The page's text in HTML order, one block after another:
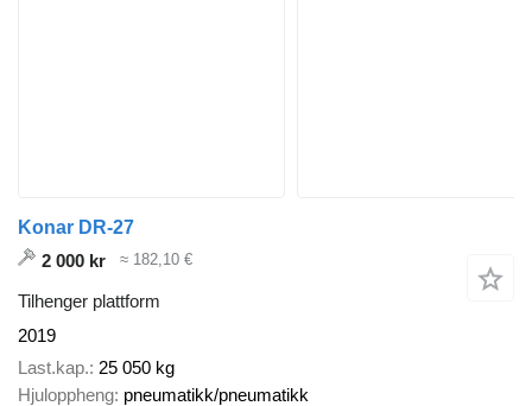
Konar DR-27
2 000 kr
≈ 182,10 €
Tilhenger plattform
2019
Last.kap. 25 050 kg
Hjuloppheng pneumatikk/pneumatikk